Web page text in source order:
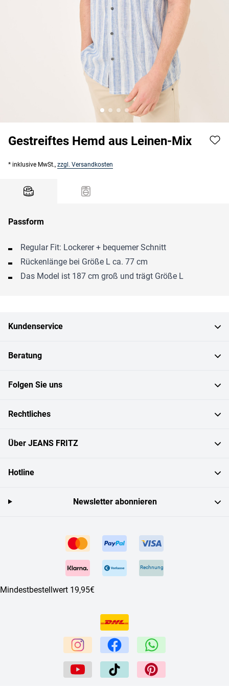
Gestreiftes Hemd aus Leinen-Mix
* inklusive MwSt., zzgl. Versandkosten
Passform
Regular Fit: Lockerer + bequemer Schnitt
Rückenlänge bei Größe L ca. 77 cm
Das Model ist 187 cm groß und trägt Größe L
Kundenservice
Beratung
Folgen Sie uns
Rechtliches
Über JEANS FRITZ
Hotline
Rechnung
Mindestbestellwert 19,95€
Newsletter abonnieren